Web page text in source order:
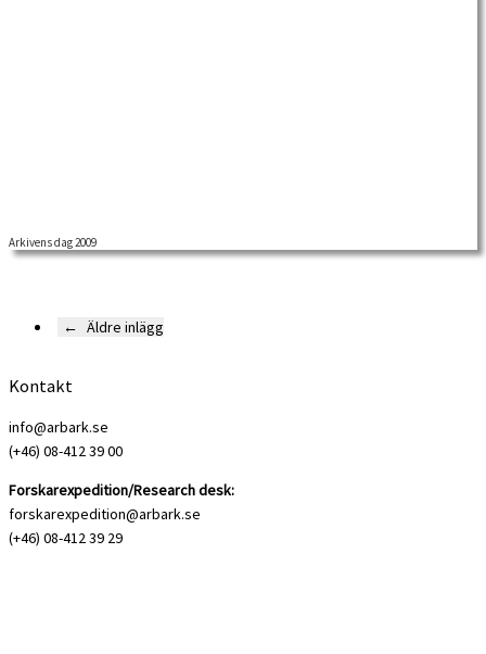
Arkivens dag 2009
← Äldre inlägg
Kontakt
info@arbark.se
(+46) 08-412 39 00
Forskarexpedition/Research desk:
forskarexpedition@arbark.se
(+46) 08-412 39 29